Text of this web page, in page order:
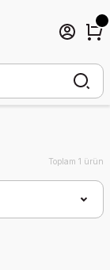
Toplam 1 ürün